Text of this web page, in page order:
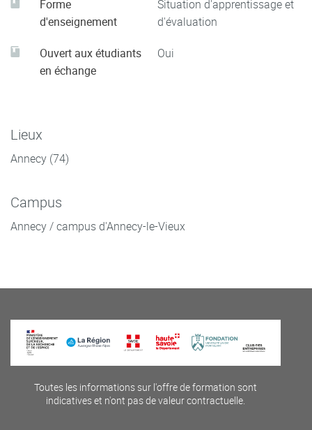
Forme
d'enseignement
Situation d'apprentissage et
d'évaluation
Ouvert aux étudiants
en échange
Oui
Lieux
Annecy (74)
Campus
Annecy / campus d'Annecy-le-Vieux
Toutes les informations sur l'offre de formation sont
indicatives et n'ont pas de valeur contractuelle.